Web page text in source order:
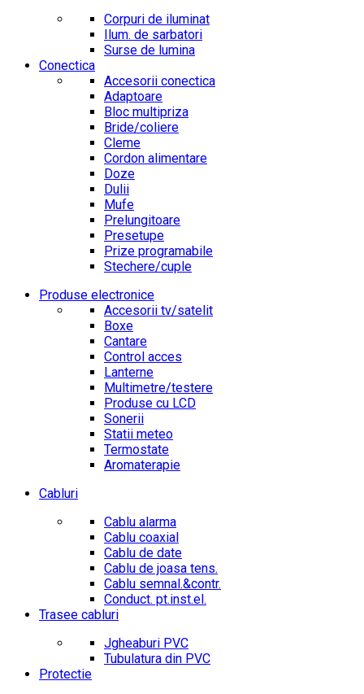
Corpuri de iluminat
Ilum. de sarbatori
Surse de lumina
Conectica
Accesorii conectica
Adaptoare
Bloc multipriza
Bride/coliere
Cleme
Cordon alimentare
Doze
Dulii
Mufe
Prelungitoare
Presetupe
Prize programabile
Stechere/cuple
Produse electronice
Accesorii tv/satelit
Boxe
Cantare
Control acces
Lanterne
Multimetre/testere
Produse cu LCD
Sonerii
Statii meteo
Termostate
Aromaterapie
Cabluri
Cablu alarma
Cablu coaxial
Cablu de date
Cablu de joasa tens.
Cablu semnal.&contr.
Conduct. pt.inst.el.
Trasee cabluri
Jgheaburi PVC
Tubulatura din PVC
Protectie